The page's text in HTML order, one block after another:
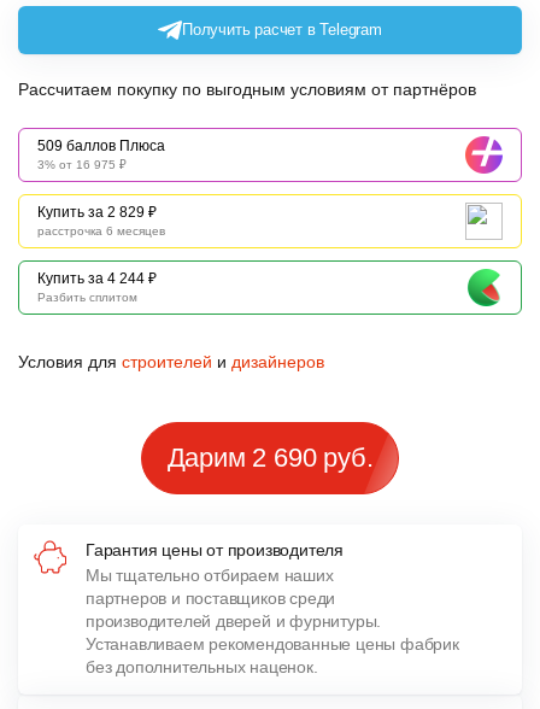
Получить расчет в Telegram
Рассчитаем покупку по выгодным условиям от партнёров
509 баллов Плюса
3% от 16 975 ₽
Купить за 2 829 ₽
расстрочка 6 месяцев
Купить за 4 244 ₽
Разбить сплитом
Условия для строителей и дизайнеров
Дарим 2 690 руб.
Гарантия цены от производителя
Мы тщательно отбираем наших
партнеров и поставщиков среди
производителей дверей и фурнитуры.
Устанавливаем рекомендованные цены фабрик
без дополнительных наценок.